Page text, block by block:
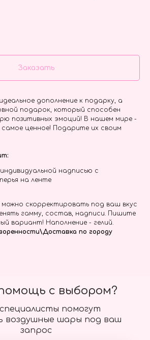
Заказать
дополнение к подарку, а
подарок, который способен
позитивных эмоций! В нашем мире -
ценное! Подарите их своим
надписью с
на ленте
скорректировать под ваш вкус
гамму, состав, надписи. Пишите
вариант! Наполнение - гелий.
по городу
помогут
воздушные шары под ваш
запрос
с выбором?